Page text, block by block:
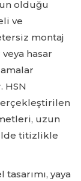
olduğu
ve
montaj
hasar
HSN
uzun
titizlikle
yaya